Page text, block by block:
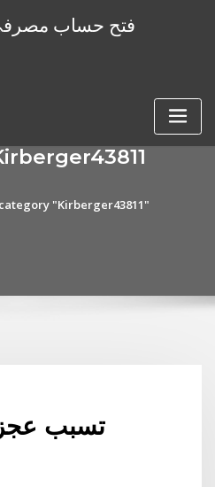
فتح حساب مصرفي
"Kirberger43811"
تسبب